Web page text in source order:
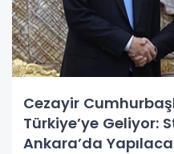
Cezayir
Türkiye’ye Geliyor:
Ankara’da